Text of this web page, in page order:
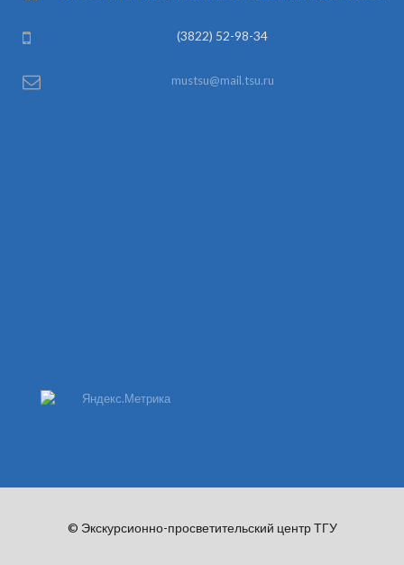
(3822) 52-98-34
mustsu@mail.tsu.ru
© Экскурсионно-просветительский центр ТГУ